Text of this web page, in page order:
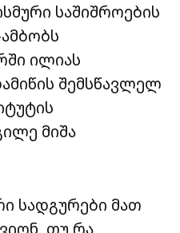
საშიშროების
ილიას
შემსწავლელ
მიშა
სადგურები მათ